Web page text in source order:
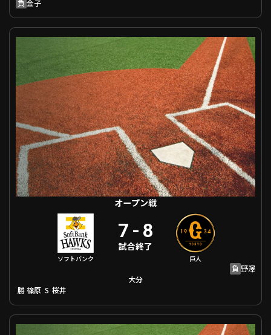
負 金子
オープン戦 福岡ソフトバンク VS 巨人
オープン戦
ソフトバンク
7 - 8
試合終了
巨人
負 野澤
大分
勝篠原 S 桜井
オープン戦 東北楽天 VS 横浜DeNA